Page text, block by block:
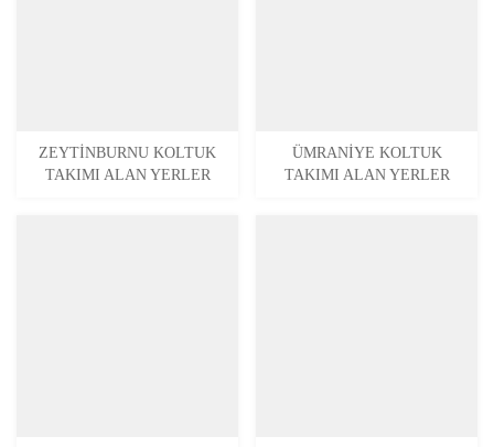
ZEYTINBURNU KOLTUK
TAKIMI ALAN YERLER
ÜMRANIYE KOLTUK
TAKIMI ALAN YERLER